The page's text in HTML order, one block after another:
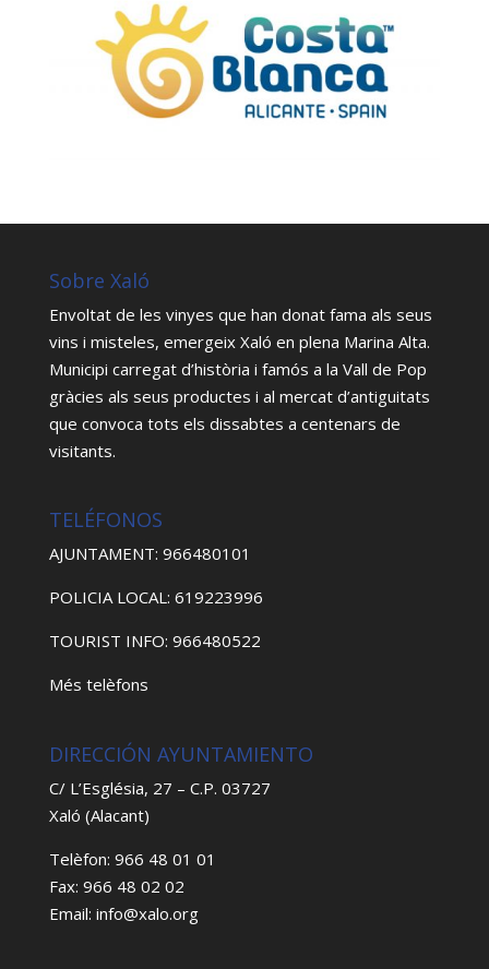
Sobre Xaló
Envoltat de les vinyes que han donat fama als seus
vins i misteles, emergeix Xaló en plena Marina Alta.
Municipi carregat d’història i famós a la Vall de Pop
gràcies als seus productes i al mercat d’antiguitats
que convoca tots els dissabtes a centenars de
visitants.
TELÉFONOS
AJUNTAMENT: 966480101
POLICIA LOCAL: 619223996
TOURIST INFO: 966480522
Més telèfons
DIRECCIÓN AYUNTAMIENTO
C/ L’Església, 27 – C.P. 03727
Xaló (Alacant)
Telèfon: 966 48 01 01
Fax: 966 48 02 02
Email: info@xalo.org